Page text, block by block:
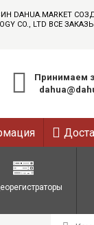
DAHUA.MARKET
CO., LTD ВСЕ
Принимаем